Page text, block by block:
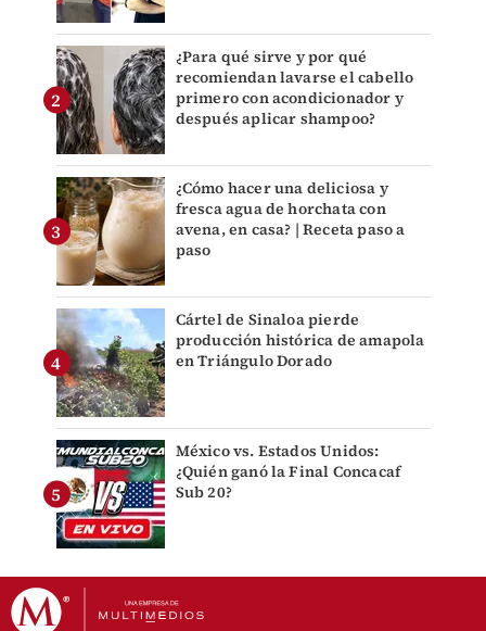
¿Para qué sirve y por qué
recomiendan lavarse el cabello
primero con acondicionador y
después aplicar shampoo?
¿Cómo hacer una deliciosa y
fresca agua de horchata con
avena, en casa? | Receta paso a
paso
Cártel de Sinaloa pierde
producción histórica de amapola
en Triángulo Dorado
México vs. Estados Unidos:
¿Quién ganó la Final Concacaf
Sub 20?